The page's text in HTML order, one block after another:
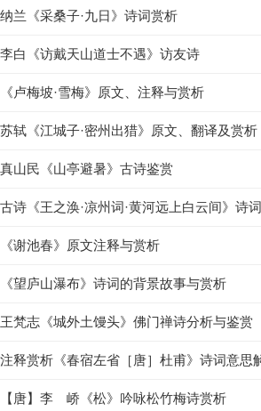
纳兰《采桑子·九日》诗词赏析
李白《访戴天山道士不遇》访友诗
《卢梅坡·雪梅》原文、注释与赏析
苏轼《江城子·密州出猎》原文、翻译及赏析
真山民《山亭避暑》古诗鉴赏
古诗《王之涣·凉州词·黄河远上白云间》诗
《谢池春》原文注释与赏析
《望庐山瀑布》诗词的背景故事与赏析
王梵志《城外土馒头》佛门禅诗分析与鉴赏
注释赏析《春宿左省［唐］杜甫》诗词意思
【唐】李 峤《松》吟咏松竹梅诗赏析